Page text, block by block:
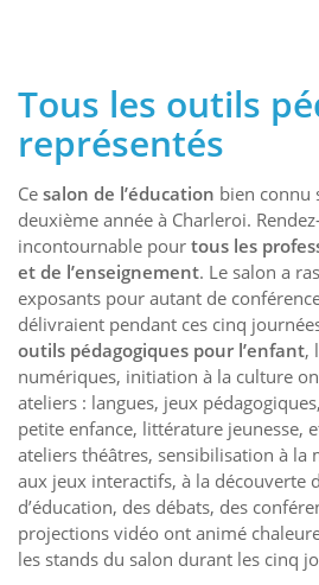
Tous les outils
représentés
Ce salon de l’éducation bien connu
deuxième année à Charleroi.
incontournable pour tous les
et de l’enseignement. Le salon a
exposants pour autant de
délivraient pendant ces cinq
outils pédagogiques pour l’enfant,
numériques, initiation à la culture
ateliers : langues, jeux
petite enfance, littérature jeunesse,
ateliers théâtres, sensibilisation à la
aux jeux interactifs, à la découverte
d’éducation, des débats, des
projections vidéo ont animé
les stands du salon durant les cinq